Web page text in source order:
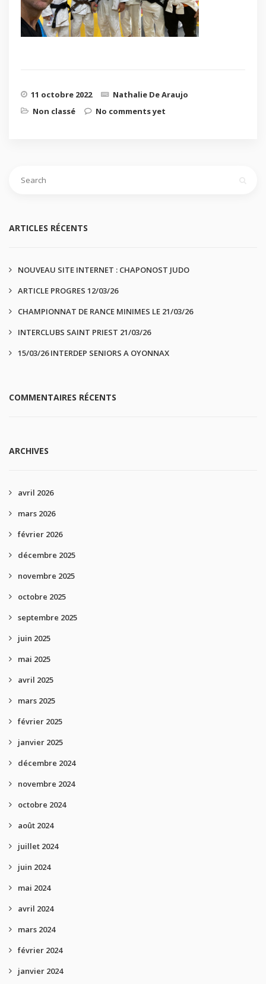
11 octobre 2022
Nathalie De Araujo
Non classé
No comments yet
ARTICLES RÉCENTS
NOUVEAU SITE INTERNET : CHAPONOST JUDO
ARTICLE PROGRES 12/03/26
CHAMPIONNAT DE RANCE MINIMES LE 21/03/26
INTERCLUBS SAINT PRIEST 21/03/26
15/03/26 INTERDEP SENIORS A OYONNAX
COMMENTAIRES RÉCENTS
ARCHIVES
avril 2026
mars 2026
février 2026
décembre 2025
novembre 2025
octobre 2025
septembre 2025
juin 2025
mai 2025
avril 2025
mars 2025
février 2025
janvier 2025
décembre 2024
novembre 2024
octobre 2024
août 2024
juillet 2024
juin 2024
mai 2024
avril 2024
mars 2024
février 2024
janvier 2024